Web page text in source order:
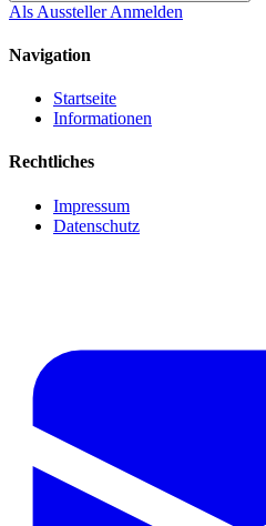
Als Aussteller Anmelden
Navigation
Startseite
Informationen
Rechtliches
Impressum
Datenschutz